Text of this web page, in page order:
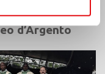
d’Argento